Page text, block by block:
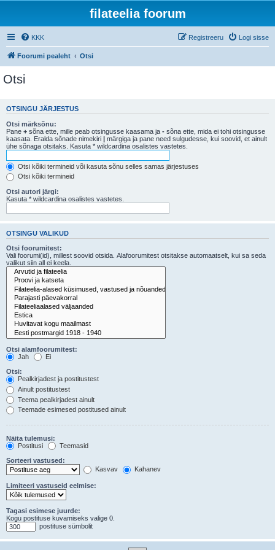
filateelia foorum
KKK Logi sisse
Registreeru
Foorumi pealeht Otsi
Otsi
OTSINGU JÄRJESTUS
Otsi märksõnu:
Pane + sõna ette, mille peab otsingusse kaasama ja - sõna ette, mida ei tohi otsingusse
kaasata. Eralda sõnade nimekiri | märgiga ja pane need sulgudesse, kui soovid, et ainult
ühe sõnaga otsitaks. Kasuta * wildcardina osalistes vastetes.
Otsi kõiki termineid või kasuta sõnu selles samas järjestuses
Otsi kõiki termineid
Otsi autori järgi:
Kasuta * wildcardina osalistes vastetes.
OTSINGU VALIKUD
Otsi foorumitest:
Vali foorumi(id), millest soovid otsida. Alafoorumitest otsitakse automaatselt, kui sa seda
valikut siin all ei keela.
Otsi alamfoorumitest:
Jah
Ei
Otsi:
Pealkirjadest ja postitustest
Ainult postitustest
Teema pealkirjadest ainult
Teemade esimesed postitused ainult
Näita tulemusi:
Postitusi
Teemasid
Sorteeri vastused:
Kasvav
Kahanev
Limiteeri vastuseid eelmise:
Tagasi esimese juurde:
Kogu postituse kuvamiseks valige 0.
postituse sümbolit